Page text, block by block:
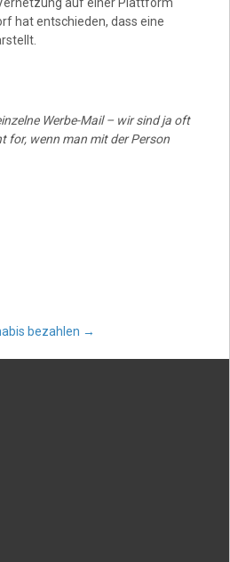
hat entschieden, dass eine
Werbe-Mail – wir sind ja oft
for, wenn man mit der Person
bezahlen →